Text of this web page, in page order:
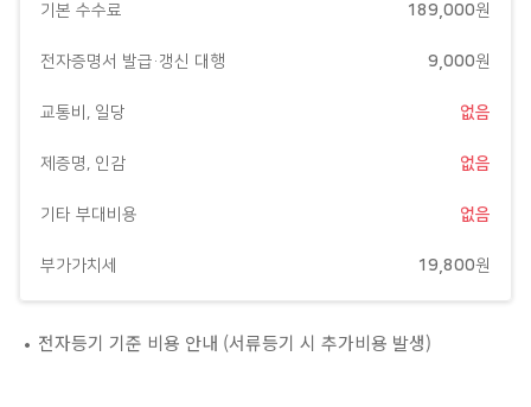
기본 수수료 189,000원
전자증명서 발급·갱신 대행 9,000원
교통비, 일당 없음
제증명, 인감 없음
기타 부대비용 없음
부가가치세 19,800원
전자등기 기준 비용 안내 (서류등기 시 추가비용 발생)